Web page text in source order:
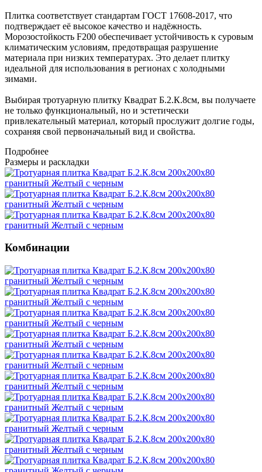
Плитка соответствует стандартам ГОСТ 17608-2017, что
подтверждает её высокое качество и надёжность.
Морозостойкость F200 обеспечивает устойчивость к суровым
климатическим условиям, предотвращая разрушение
материала при низких температурах. Это делает плитку
идеальной для использования в регионах с холодными
зимами.
Выбирая тротуарную плитку Квадрат Б.2.К.8см, вы получаете
не только функциональный, но и эстетически
привлекательный материал, который прослужит долгие годы,
сохраняя свой первоначальный вид и свойства.
Подробнее
Размеры и раскладки
Комбинации